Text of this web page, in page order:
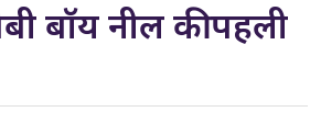
बॉय नील की पहली